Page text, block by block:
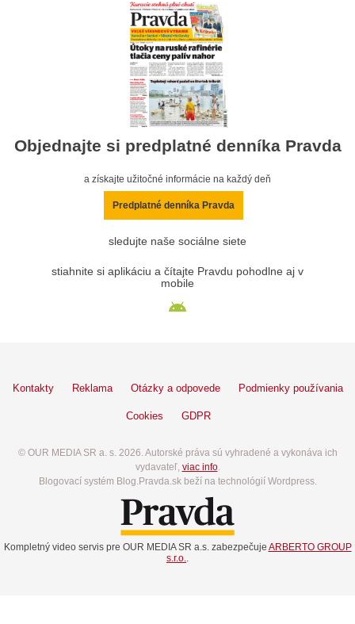
Objednajte si predplatné denníka Pravda
a získajte užitočné informácie na každý deň
Predplatné denníka Pravda
sledujte naše sociálne siete
stiahnite si aplikáciu a čítajte Pravdu pohodlne aj v
mobile
Kontakty Reklama Otázky a odpovede Podmienky používania
Cookies GDPR
© OUR MEDIA SR a. s. 2026. Autorské práva sú vyhradené a vykonáva ich
vydavateľ, viac info.
Blogovací systém Blog.Pravda.sk beží na technológií Wordpress.
Kompletný video servis pre OUR MEDIA SR a.s. zabezpečuje ARBERTO GROUP
s.r.o.